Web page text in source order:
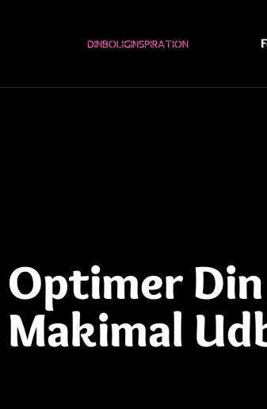
Optimer
Makimal